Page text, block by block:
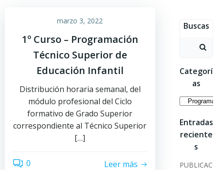
marzo 3, 2022
1º Curso – Programación
Técnico Superior de
Educación Infantil
Distribución horaria semanal, del
módulo profesional del Ciclo
formativo de Grado Superior
correspondiente al Técnico Superior
[…]
0 Leer más
Buscas
Buscar:
Categorí
as
Entradas
reciente
s